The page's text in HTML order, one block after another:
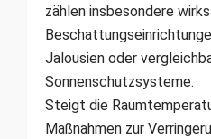
zählen insbesondere
Jalousien oder
Sonnenschutzsysteme.
Steigt die
Maßnahmen zur